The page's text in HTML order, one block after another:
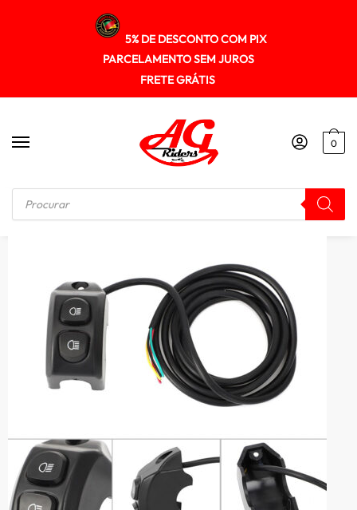
5% DE DESCONTO COM PIX
PARCELAMENTO SEM JUROS
FRETE GRÁTIS
0
Início / ELETRICA Botão de instalação faróis auxiliares Igual BMW + relé Inteligente opcional